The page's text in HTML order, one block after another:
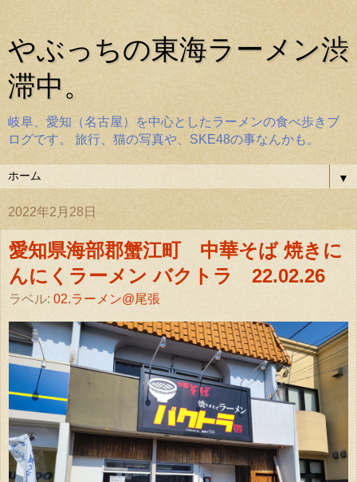
やぶっちの東海ラーメン渋
滞中。
岐阜、愛知（名古屋）を中心としたラーメンの食べ歩きブ
ログです。 旅行、猫の写真や、SKE48の事なんかも。
▼
2022年2月28日
愛知県海部郡蟹江町 中華そば 焼きに
んにくラーメン バクトラ 22.02.26
ラベル: 02.ラーメン@尾張